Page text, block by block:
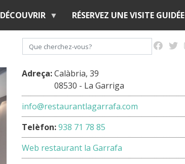
contenu
principal
DÉCOUVRIR RÉSERVEZ UNE VISITE GUIDÉE
Rechercher
Adreça:Calàbria, 39
08530 - La Garriga
info@restaurantlagarrafa.com
Telèfon:938 71 78 85
Web restaurant la Garrafa